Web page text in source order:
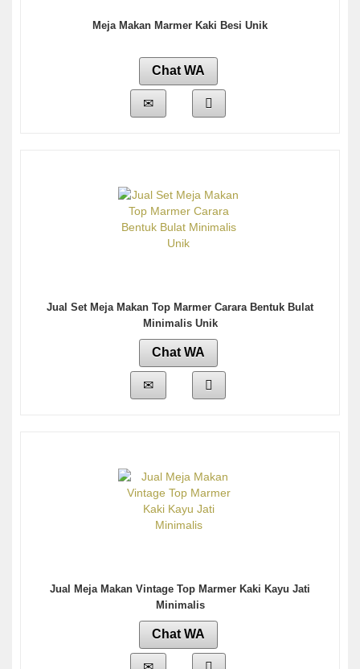
Meja Makan Marmer Kaki Besi Unik
Chat WA
Jual Set Meja Makan Top Marmer Carara Bentuk Bulat
Minimalis Unik
Chat WA
Jual Meja Makan Vintage Top Marmer Kaki Kayu Jati
Minimalis
Chat WA